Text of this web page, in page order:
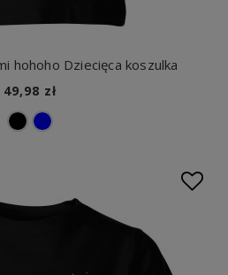
hohoho Dziecięca koszulka
49,98 zł